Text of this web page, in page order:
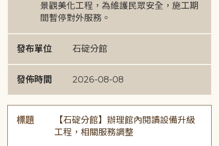
景觀美化工程，為維護民眾安全，施工期
間暫停對外服務。
發布單位 石碇分館
發佈時間 2026-08-08
標題
【石碇分館】辦理館內閱讀設備升級
工程，相關服務調整